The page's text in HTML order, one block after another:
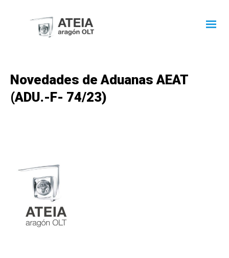
Novedades de Aduanas AEAT
(ADU.-F- 74/23)